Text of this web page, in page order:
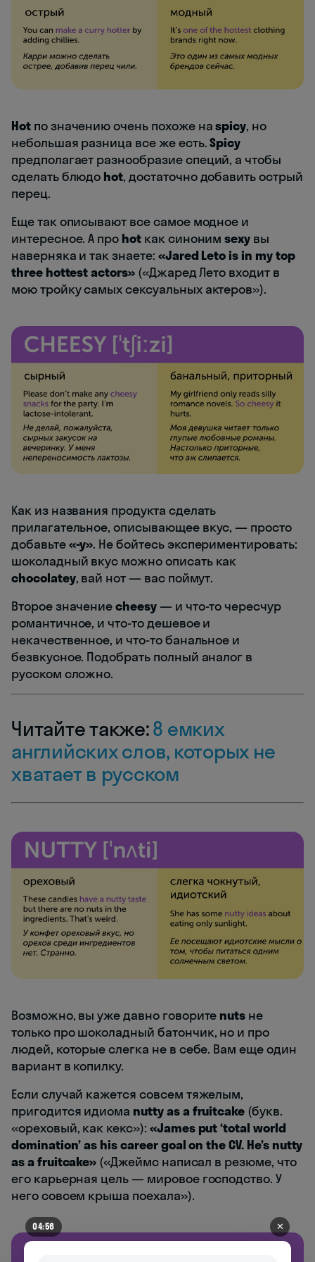
Hotпо значению очень похоже наspicy, но
небольшая разница все же есть.Spicy
предполагает разнообразие специй, а чтобы
сделать блюдо hot, достаточно добавить острый
перец.
Еще так описывают все самое модное и
интересное. А про hotкак синонимsexy вы
наверняка и так знаете: «Jared Leto is in my top
three hottest actors»(«Джаред Лето входит в
мою тройку самых сексуальных актеров»).
Как из названия продукта сделать
прилагательное, описывающее вкус, — просто
добавьте«-y». Не бойтесь экспериментировать:
шоколадный вкус можно описать как
chocolatey, вай нот — вас поймут.
Второе значениеcheesy— и что-то чересчур
романтичное, и что-то дешевое и
некачественное, и что-то банальное и
безвкусное. Подобрать полный аналог в
русском сложно.
Читайте также:8 емких
английских слов, которых не
хватает в русском
Возможно, вы уже давно говорите nuts не
только про шоколадный батончик, но и про
людей, которые слегка не в себе. Вам еще один
вариант в копилку.
Если случай кажется совсем тяжелым,
пригодится идиома nutty as a fruitcake (букв.
«ореховый, как кекс»): «James put ‘total world
domination’ as his career goal on the CV. He’s nutty
as a fruitcake» («Джеймс написал в резюме, что
его карьерная цель — мировое господство. У
него совсем крыша поехала»).
04:53 ✕